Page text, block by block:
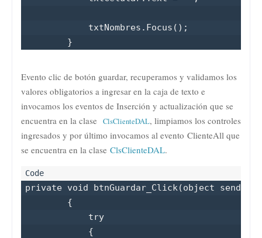
            txtNombres.Focus();
        }
Evento clic de botón guardar, recuperamos y validamos los
valores obligatorios a ingresar en la caja de texto e
invocamos los eventos de Inserción y actualización que se
encuentra en la clase ClsClienteDAL, limpiamos los controles
ingresados y por último invocamos al evento ClienteAll que
se encuentra en la clase ClsClienteDAL.
private void btnGuardar_Click(object sender,
        {
            try
            {